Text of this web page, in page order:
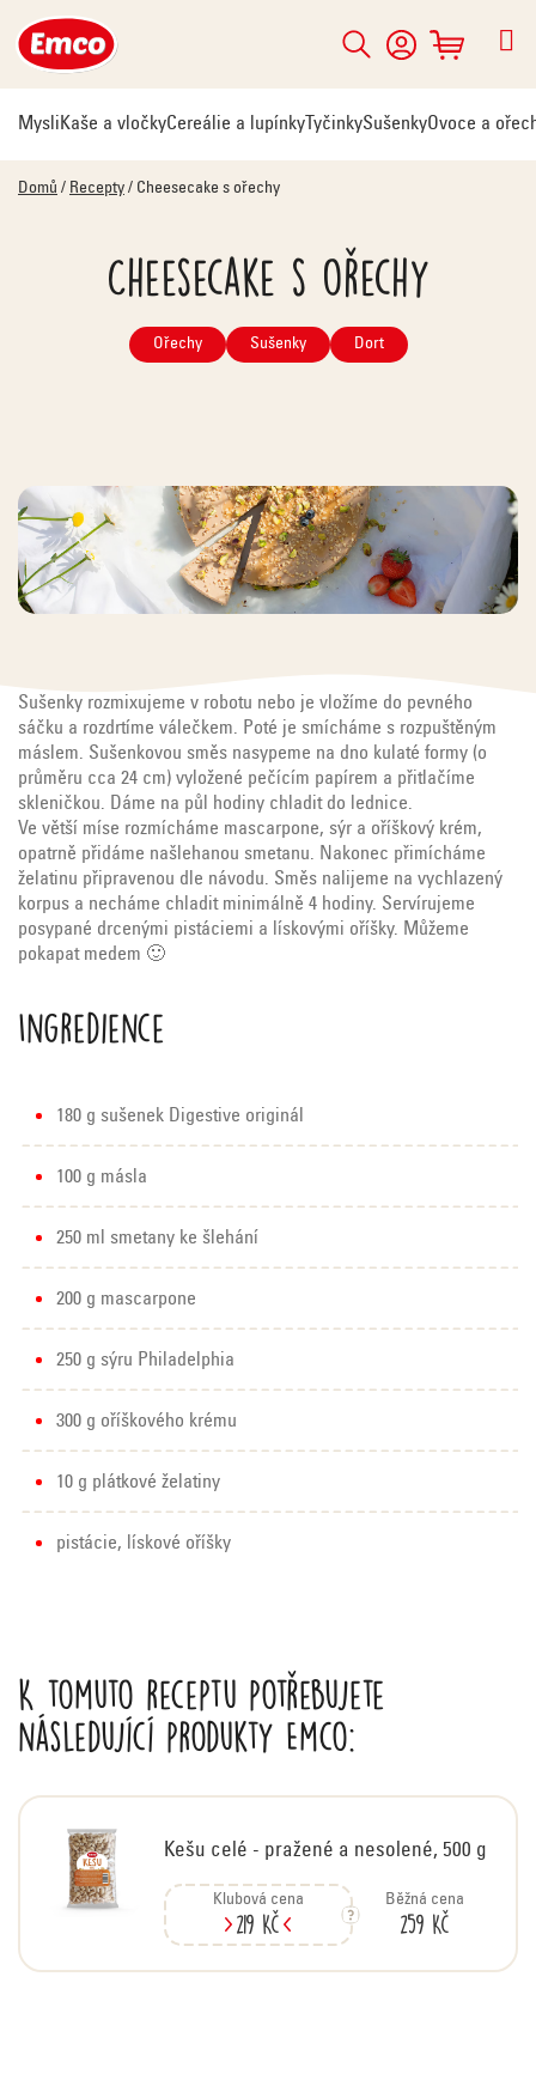
na
obsah
Hledat
NÁKUPNÍ
KOŠÍK
MysliKaše a vločkyCereálie a lupínky TyčinkySušenkyOvoce a
Domů / Recepty / Cheesecake s ořechy
Cheesecake s ořechy
Ořechy Sušenky Dort
Sušenky rozmixujeme v robotu nebo je vložíme do pevného
sáčku a rozdrtíme válečkem. Poté je smícháme s rozpuštěným
máslem. Sušenkovou směs nasypeme na dno kulaté formy (o
průměru cca 24 cm) vyložené pečícím papírem a přitlačíme
skleničkou. Dáme na půl hodiny chladit do lednice.
Ve větší míse rozmícháme mascarpone, sýr a oříškový krém,
opatrně přidáme našlehanou smetanu. Nakonec přimícháme
želatinu připravenou dle návodu. Směs nalijeme na vychlazený
korpus a necháme chladit minimálně 4 hodiny. Servírujeme
posypané drcenými pistáciemi a lískovými oříšky. Můžeme
pokapat medem 🙂
Ingredience
180 g sušenek Digestive originál
100 g másla
250 ml smetany ke šlehání
200 g mascarpone
250 g sýru Philadelphia
300 g oříškového krému
10 g plátkové želatiny
pistácie, lískové oříšky
K tomuto receptu potřebujete
následující produkty Emco:
Kešu celé - pražené a nesolené, 500 g
Klubová cena
219 Kč
Běžná cena
259 Kč